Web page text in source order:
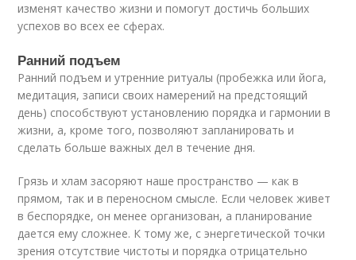
изменят качество жизни и помогут достичь больших
успехов во всех ее сферах.
Ранний подъем
Ранний подъем и утренние ритуалы (пробежка или йога,
медитация, записи своих намерений на предстоящий
день) способствуют установлению порядка и гармонии в
жизни, а, кроме того, позволяют запланировать и
сделать больше важных дел в течение дня.
Грязь и хлам засоряют наше пространство — как в
прямом, так и в переносном смысле. Если человек живет
в беспорядке, он менее организован, а планирование
дается ему сложнее. К тому же, с энергетической точки
зрения отсутствие чистоты и порядка отрицательно